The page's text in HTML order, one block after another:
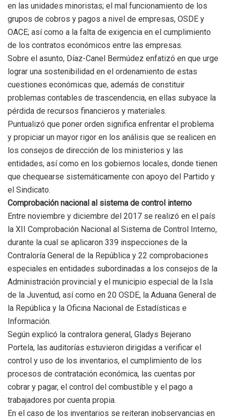
en las unidades minoristas; el mal funcionamiento de los
grupos de cobros y pagos a nivel de empresas, OSDE y
OACE; así como a la falta de exigencia en el cumplimiento
de los contratos económicos entre las empresas.
Sobre el asunto, Díaz-Canel Bermúdez enfatizó en que urge
lograr una sostenibilidad en el ordenamiento de estas
cuestiones económicas que, además de constituir
problemas contables de trascendencia, en ellas subyace la
pérdida de recursos financieros y materiales.
Puntualizó que poner orden significa enfrentar el problema
y propiciar un mayor rigor en los análisis que se realicen en
los consejos de dirección de los ministerios y las
entidades, así como en los gobiernos locales, donde tienen
que chequearse sistemáticamente con apoyo del Partido y
el Sindicato.
Comprobación nacional al sistema de control interno
Entre noviembre y diciembre del 2017 se realizó en el país
la XII Comprobación Nacional al Sistema de Control Interno,
durante la cual se aplicaron 339 inspecciones de la
Contraloría General de la República y 22 comprobaciones
especiales en entidades subordinadas a los consejos de la
Administración provincial y el municipio especial de la Isla
de la Juventud, así como en 20 OSDE, la Aduana General de
la República y la Oficina Nacional de Estadísticas e
Información.
Según explicó la contralora general, Gladys Bejerano
Portela, las auditorías estuvieron dirigidas a verificar el
control y uso de los inventarios, el cumplimiento de los
procesos de contratación económica, las cuentas por
cobrar y pagar, el control del combustible y el pago a
trabajadores por cuenta propia.
En el caso de los inventarios se reiteran inobservancias en